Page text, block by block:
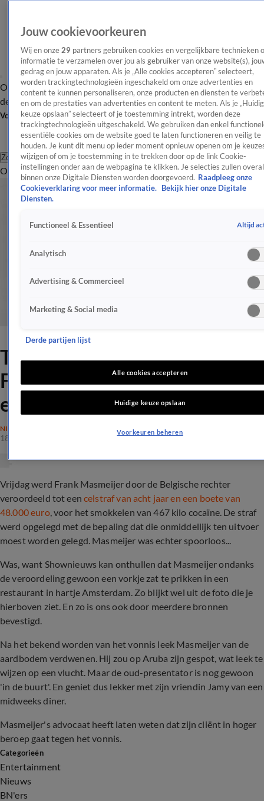
OverzichtAfleveringen Entertainment TV Algemeen
Tip
de redactieNieuwsbrief
Volg Shownieuws
Zoeken
OverzichtEntertainmentSpraakmakendRealityCrimeVideo's
Tot 8 jaar cel veroordeelde
Frank Masmeijer prikt rustig
een vorkje in Amsterdam
NIEUWS
18 okt 2017, 23:19
Vrijdag werd Frank Masmeijer door de Belgische rechter
veroordeeld tot eencelstraf van acht jaar en een boete van
48.000 euro, voor het smokkelen van 467 kilo cocaïne. De straf
werd opgelegd met de bepaling dat die onmiddellijk ten uitvoer
moest worden gelegd. Masmeijer was echter spoorloos...
Was, want Shownieuws kan onthullen dat Masmeijer ondanks
de veroordeling gewoon een vorkje zat te prikken in een
restaurant in hartje Amsterdam. Zo blijkt wel uit de foto die je
hierboven ziet. En zo is ons ook door meerdere bronnen
bevestigd.
Na het bekend worden van het vonnis leek Masmeijer van de
aardbodem verdwenen. Hij zou op Aruba zijn gespot, wat leek te
wijzen op een vlucht. Maar de oud-presentator is nog gewoon
'in de buurt'. En geniet dus lekker met zijn vriendin Jamy van een
midweeks diner.
Masmeijer's advocaat heeft laten weten dat zijn cliënt in hoger
beroep gaat tegen het vonnis.
Categorieën
Entertainment
Nieuws
BN'ers
Jouw cookievoorkeuren
Wij en onze 29 partners gebruiken cookies en vergelijkbare technieken
informatie te verzamelen over jou als gebruiker van onze website(s),
gedrag en jouw apparaten. Als je „Alle cookies accepteren” selecteert,
worden trackingtechnologieën ingeschakeld om onze advertenties en
content te kunnen personaliseren, onze producten en diensten te
en om de prestaties van advertenties en content te meten. Als je
keuze opslaan” selecteert of je toestemming intrekt, worden deze
trackingtechnologieën uitgeschakeld. We gebruiken dan enkel
essentiële cookies om de website goed te laten functioneren en veilig te
houden. Je kunt dit menu op ieder moment opnieuw openen om je
wijzigen of om je toestemming in te trekken door op de link Cookie-
instellingen onder aan de webpagina te klikken. Je selecties zullen overal
binnen onze Digitale Diensten worden doorgevoerd. Raadpleeg onze
Cookieverklaring voor meer informatie.
Bekijk hier onze Digitale
Diensten.
Functioneel & Essentieel Altijd
Analytisch
Advertising & Commercieel
Marketing & Social media
Derde partijen lijst
Alle cookies accepteren
Huidige keuze opslaan
Voorkeuren beheren